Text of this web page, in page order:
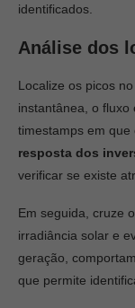
identificados.
Análise dos
Localize os picos
instantânea, o
timestamps em que
resposta dos
verificar se existe
Em seguida, cruze
irradiância solar e
geração,
que permite